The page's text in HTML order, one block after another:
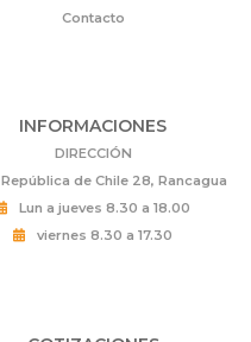
Contacto
INFORMACIONES
DIRECCIÓN
República de Chile 28, Rancagua
Lun a jueves 8.30 a 18.00
viernes 8.30 a 17.30